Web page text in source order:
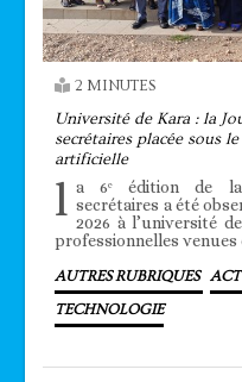
2 MINUTES
Université de Kara : la
secrétaires placée sous
artificielle
l a 6ᵉ édition de la
secrétaires a été
2026 à l’université
professionnelles venues
AUTRES RUBRIQUES
TECHNOLOGIE